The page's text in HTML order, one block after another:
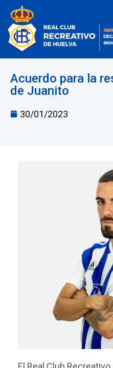
Acuerdo para la
de Juanito
30/01/2023